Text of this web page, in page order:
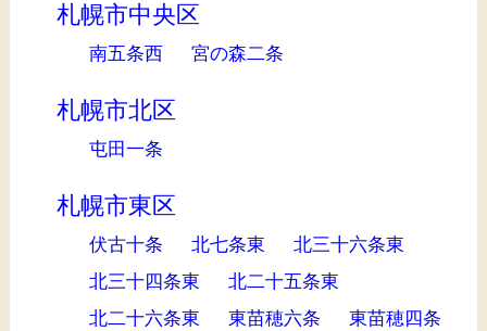
札幌市中央区
南五条西 宮の森二条
札幌市北区
屯田一条
札幌市東区
伏古十条 北七条東
北三十六条東
北三十四条東
北二十五条東
北二十六条東
東苗穂六条 東苗穂四条